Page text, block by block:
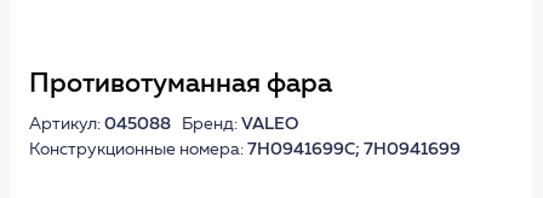
Противотуманная фара
Артикул: 045088Бренд: VALEO
Конструкционные номера: 7H0941699C; 7H0941699